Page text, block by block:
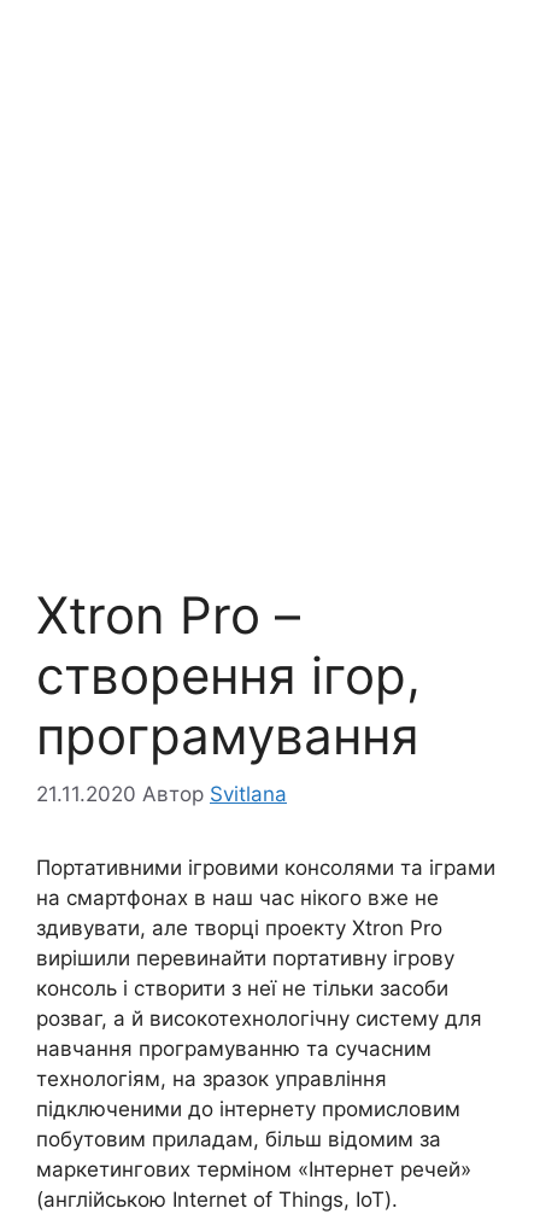
Xtron Pro –
створення ігор,
програмування
21.11.2020 Автор Svitlana
Портативними ігровими консолями та іграми
на смартфонах в наш час нікого вже не
здивувати, але творці проекту Xtron Pro
вирішили перевинайти портативну ігрову
консоль і створити з неї не тільки засоби
розваг, а й високотехнологічну систему для
навчання програмуванню та сучасним
технологіям, на зразок управління
підключеними до інтернету промисловим
побутовим приладам, більш відомим за
маркетингових терміном «Інтернет речей»
(англійською Internet of Things, IoT).